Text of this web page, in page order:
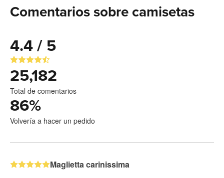
Comentarios sobre camisetas
4.4 / 5
25,182
Total de comentarios
86%
Volvería a hacer un pedido
Maglietta carinissima